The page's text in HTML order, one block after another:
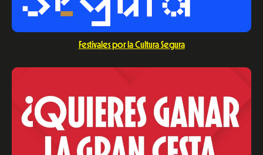
Festivales por la Cultura Segura